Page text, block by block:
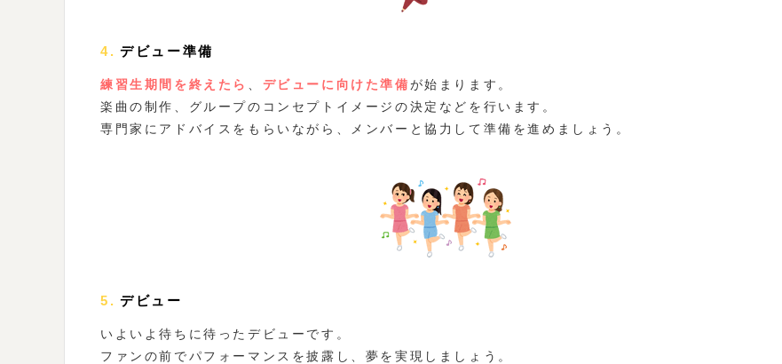
4.デビュー準備
練習生期間を終えたら デビューに向けた準備が始まります。
楽曲の制作、グループのコンセプトイメージの決定などを行います。
専門家にアドバイスをもらいながら、メンバーと協力して準備を進めましょう。
5.デビュー
いよいよ待ちに待ったデビューです。
ファンの前でパフォーマンスを披露し、夢を実現しましょう。